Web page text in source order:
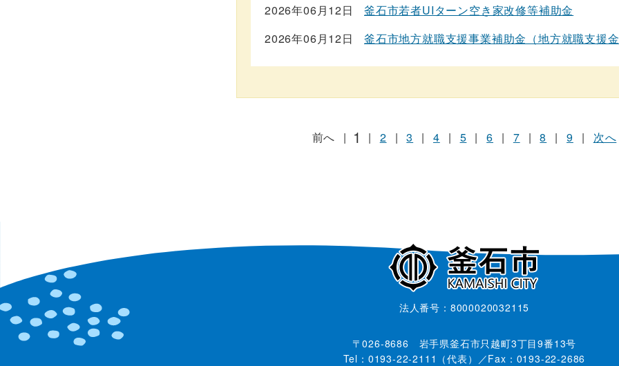
2026年06月12日
釜石市若者UIターン空き家改修等補助金
2026年06月12日
釜石市地方就職支援事業補助金（地方就職支援
前へ | 1 | 2 | 3 | 4 | 5 | 6 | 7 | 8 | 9 | 次へ
法人番号：8000020032115
〒026-8686 岩手県釜石市只越町3丁目9番13号
Tel：0193-22-2111（代表）／Fax：0193-22-2686